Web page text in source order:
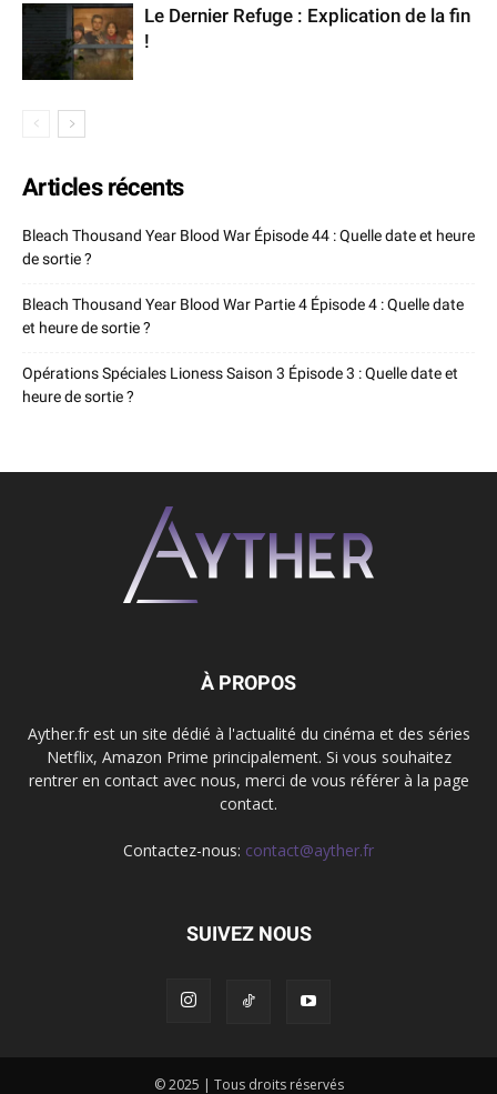
Le Dernier Refuge : Explication de la fin
!
Articles récents
Bleach Thousand Year Blood War Épisode 44 : Quelle date et heure
de sortie ?
Bleach Thousand Year Blood War Partie 4 Épisode 4 : Quelle date
et heure de sortie ?
Opérations Spéciales Lioness Saison 3 Épisode 3 : Quelle date et
heure de sortie ?
À PROPOS
Ayther.fr est un site dédié à l'actualité du cinéma et des séries
Netflix, Amazon Prime principalement. Si vous souhaitez
rentrer en contact avec nous, merci de vous référer à la page
contact.
Contactez-nous: contact@ayther.fr
SUIVEZ NOUS
© 2025 | Tous droits réservés